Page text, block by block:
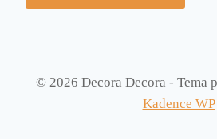
© 2026 Decora Decora - Tema
Kadence WP